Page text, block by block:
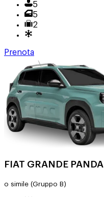
5
5
2
Prenota
FIAT GRANDE PANDA
o simile (Gruppo B)